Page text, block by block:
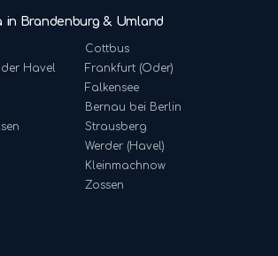
in Brandenburg & Umland
Cottbus
Havel
Frankfurt (Oder)
Falkensee
Bernau bei Berlin
Strausberg
Werder (Havel)
Kleinmachnow
Zossen